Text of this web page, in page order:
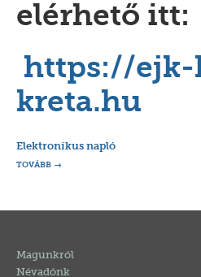
elérhető itt:
https://ejk-
kreta.hu
Elektronikus napló
TOVÁBB
Magunkról
Névadónk